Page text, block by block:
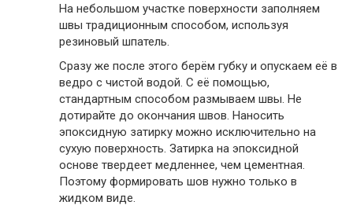
На небольшом участке поверхности заполняем
швы традиционным способом, используя
резиновый шпатель.
Сразу же после этого берём губку и опускаем её в
ведро с чистой водой. С её помощью,
стандартным способом размываем швы. Не
дотирайте до окончания швов. Наносить
эпоксидную затирку можно исключительно на
сухую поверхность. Затирка на эпоксидной
основе твердеет медленнее, чем цементная.
Поэтому формировать шов нужно только в
жидком виде.